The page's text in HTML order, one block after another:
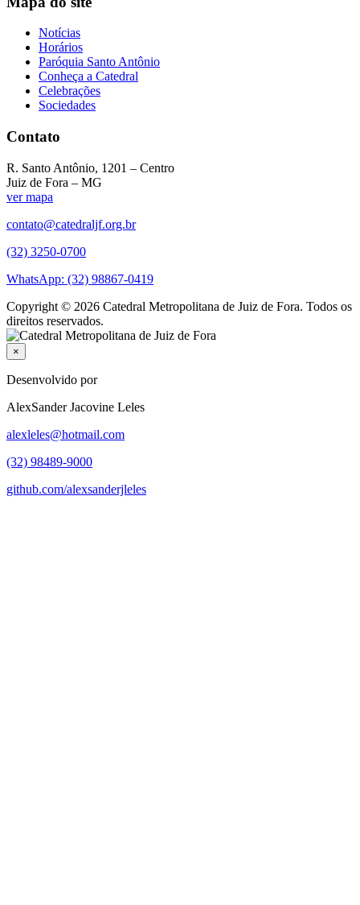
Notícias
Horários
Paróquia Santo Antônio
Conheça a Catedral
Celebrações
Sociedades
Contato
R. Santo Antônio, 1201 – Centro
Juiz de Fora – MG
ver mapa
contato@catedraljf.org.br
(32) 3250-0700
WhatsApp: (32) 98867-0419
Copyright © 2026 Catedral Metropolitana de Juiz de Fora. Todos os
direitos reservados.
×
Desenvolvido por
AlexSander Jacovine Leles
alexleles@hotmail.com
(32) 98489-9000
github.com/alexsanderjleles